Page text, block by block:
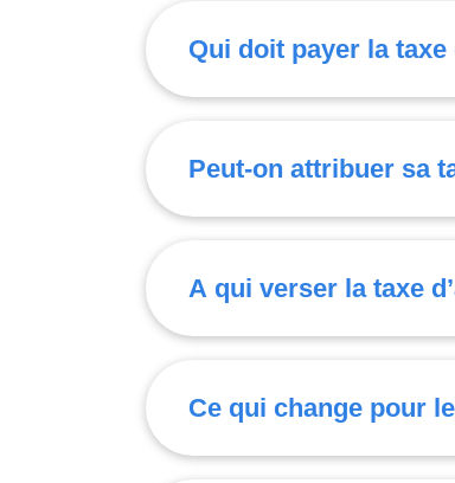
Qui doit payer la taxe
Peut-on attribuer sa
A qui verser la taxe
Ce qui change pour